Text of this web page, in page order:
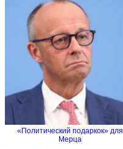
«Политический подаркок» для
Мерца